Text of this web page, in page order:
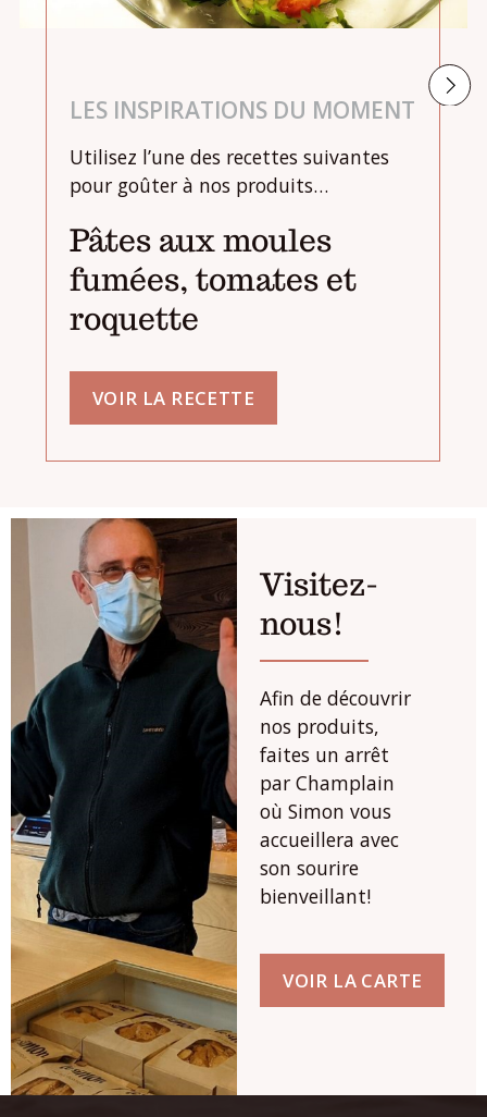
LES INSPIRATIONS DU MOMENT
Utilisez l’une des recettes suivantes
pour goûter à nos produits…
Pâtes aux moules
fumées, tomates et
roquette
VOIR LA RECETTE
Visitez-
nous!
Afin de découvrir
nos produits,
faites un arrêt
par Champlain
où Simon vous
accueillera avec
son sourire
bienveillant!
VOIR LA CARTE